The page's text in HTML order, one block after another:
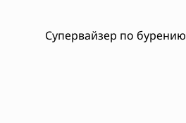
Супервайзер по бурению